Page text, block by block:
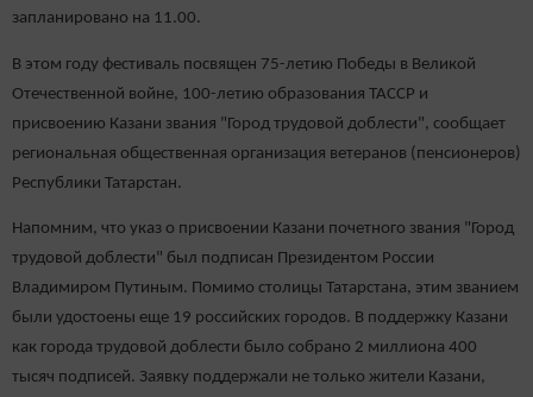
запланировано на 11.00.
В этом году фестиваль посвящен 75-летию Победы в Великой
Отечественной войне, 100-летию образования ТАССР и
присвоению Казани звания "Город трудовой доблести", сообщает
региональная общественная организация ветеранов (пенсионеров)
Республики Татарстан.
Напомним, что указ о присвоении Казани почетного звания "Город
трудовой доблести" был подписан Президентом России
Владимиром Путиным. Помимо столицы Татарстана, этим званием
были удостоены еще 19 российских городов. В поддержку Казани
как города трудовой доблести было собрано 2 миллиона 400
тысяч подписей. Заявку поддержали не только жители Казани,